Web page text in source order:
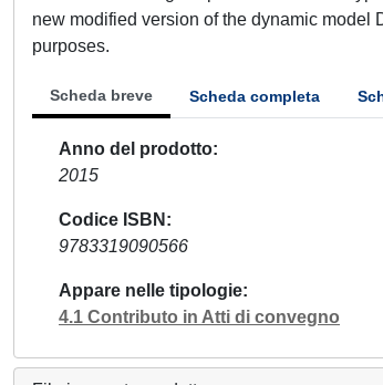
new modified version of the dynamic model
purposes.
Scheda breve Scheda completa
Anno del prodotto
2015
Codice ISBN
9783319090566
Appare nelle tipologie
4.1 Contributo in Atti di convegno